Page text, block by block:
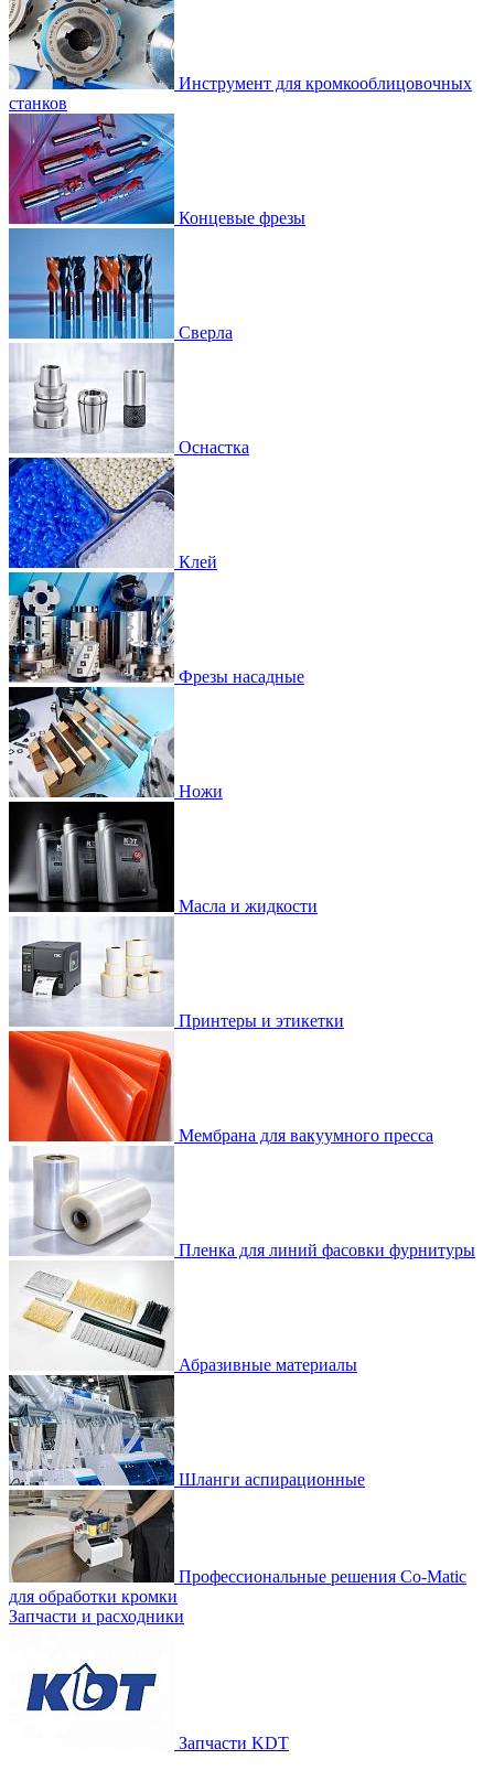
Инструмент для кромкооблицовочных
станков
Концевые фрезы
Сверла
Оснастка
Клей
Фрезы насадные
Ножи
Масла и жидкости
Принтеры и этикетки
Мембрана для вакуумного пресса
Пленка для линий фасовки фурнитуры
Абразивные материалы
Шланги аспирационные
Профессиональные решения Co-Matic
для обработки кромки
Запчасти и расходники
Запчасти KDT